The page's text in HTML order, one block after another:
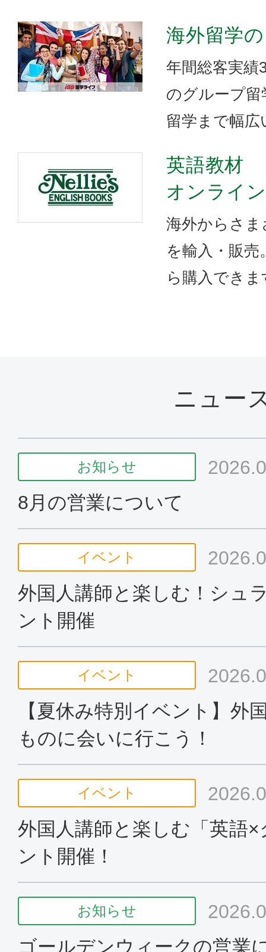
海外留学
年間総客実績
のグループ
留学まで幅
英語教材
オンライ
海外からさま
を輸入・販
ら購入できま
ニュー
お知らせ
8月の営業について
イベント
外国人講師と楽しむ！シュ
ント開催
イベント
【夏休み特別イベント】外
ものに会いに行こう！
イベント
外国人講師と楽しむ「英語
ント開催！
お知らせ
ゴールデンウィークの営業